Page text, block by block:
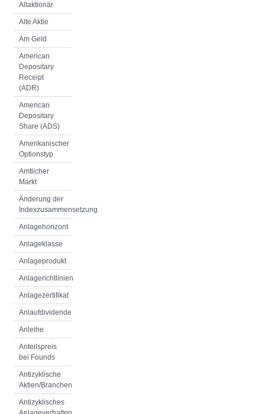
Altaktionär
Alte Aktie
Am Geld
American
Depositary
Receipt
(ADR)
American
Depositary
Share (ADS)
Amerikanischer
Optionstyp
Amtlicher
Markt
Änderung der
Indexzusammensetzung
Anlagehorizont
Anlageklasse
Anlageprodukt
Anlagerichtlinien
Anlagezertifikat
Anlaufdividende
Anleihe
Anteilspreis
bei Founds
Antizyklische
Aktien/Branchen
Antizyklisches